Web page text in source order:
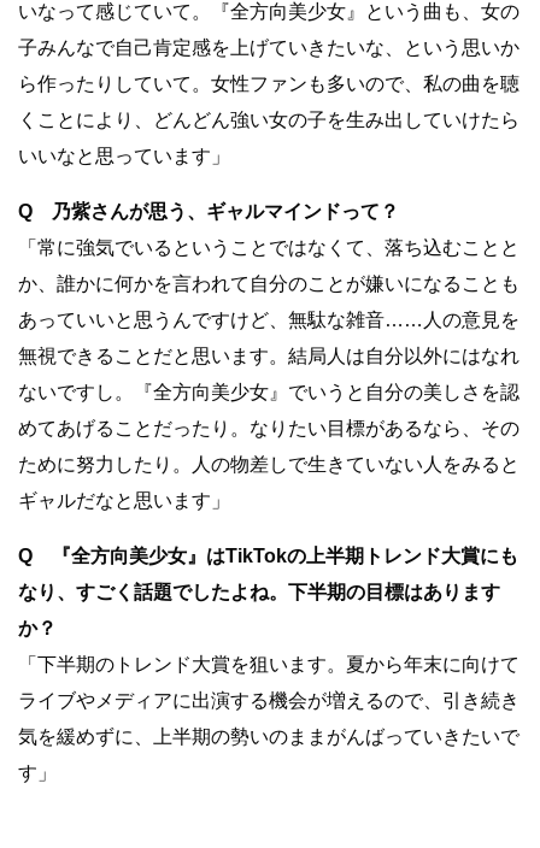
いなって感じていて。『全方向美少女』という曲も、女の
子みんなで自己肯定感を上げていきたいな、という思いか
ら作ったりしていて。女性ファンも多いので、私の曲を聴
くことにより、どんどん強い女の子を生み出していけたら
いいなと思っています」
Q 乃紫さんが思う、ギャルマインドって？
「常に強気でいるということではなくて、落ち込むことと
か、誰かに何かを言われて自分のことが嫌いになることも
あっていいと思うんですけど、無駄な雑音……人の意見を
無視できることだと思います。結局人は自分以外にはなれ
ないですし。『全方向美少女』でいうと自分の美しさを認
めてあげることだったり。なりたい目標があるなら、その
ために努力したり。人の物差しで生きていない人をみると
ギャルだなと思います」
Q 『全方向美少女』はTikTokの上半期トレンド大賞にも
なり、すごく話題でしたよね。下半期の目標はあります
か？
「下半期のトレンド大賞を狙います。夏から年末に向けて
ライブやメディアに出演する機会が増えるので、引き続き
気を緩めずに、上半期の勢いのままがんばっていきたいで
す」